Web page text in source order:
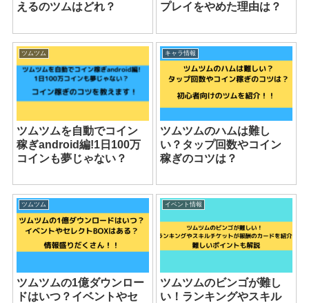
えるのツムはどれ？
プレイをやめた理由は？
ツムツム
ツムツムを自動でコイン
稼ぎandroid編!1日100万
コインも夢じゃない？
キャラ情報
ツムツムのハムは難し
い？タップ回数やコイン
稼ぎのコツは？
ツムツム
ツムツムの1億ダウンロー
ドはいつ？イベントやセ
イベント情報
ツムツムのビンゴが難し
い！ランキングやスキル